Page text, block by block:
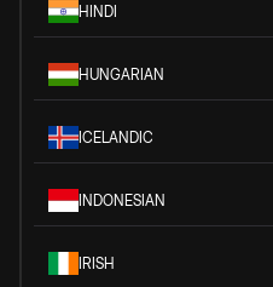
HINDI
HUNGARIAN
ICELANDIC
INDONESIAN
IRISH